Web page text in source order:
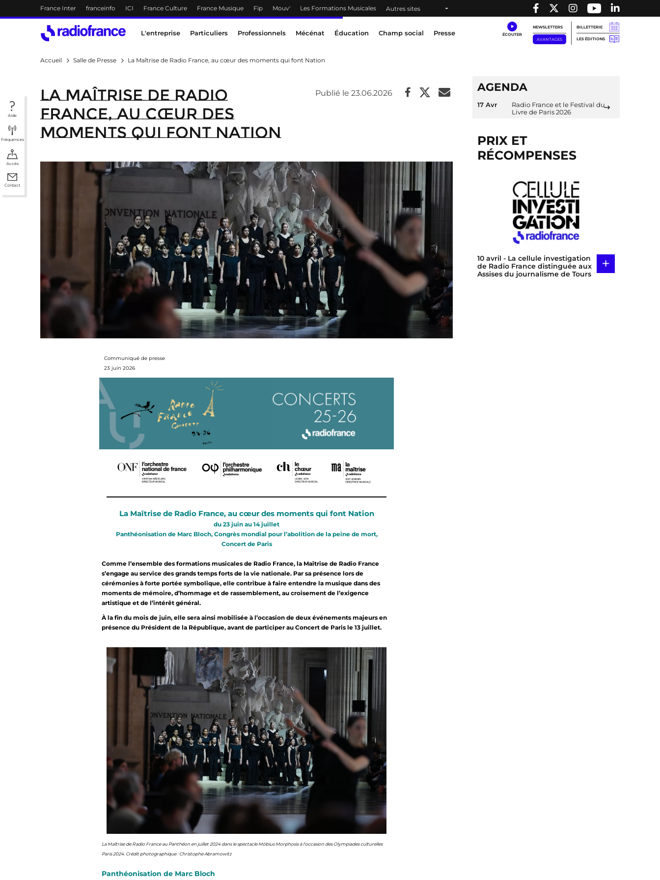
Accès direct :
Menu principal
France Inter franceinfo ICI France Culture France Musique Fip Mouv' Les Formations Musicales Autres sites
Menu principal
L'entreprise Particuliers Professionnels Mécénat Éducation Champ social Presse
NEWSLETTERS
AVANTAGES
BILLETTERIE
LES ÉDITIONS
Aide
Fréquences
Accès
Contact
Accueil Salle de Presse La Maîtrise de Radio France, au cœur des moments qui font Nation
La Maîtrise de Radio
France, au cœur des
moments qui font Nation
Publié le 23.06.2026
Communiqué de presse
23 juin 2026
La Maîtrise de Radio France, au cœur des moments qui font Nation
du 23 juin au 14 juillet
Panthéonisation de Marc Bloch, Congrès mondial pour l’abolition de la peine de mort,
Concert de Paris
Comme l’ensemble des formations musicales de Radio France, la Maîtrise de Radio France
s’engage au service des grands temps forts de la vie nationale. Par sa présence lors de
cérémonies à forte portée symbolique, elle contribue à faire entendre la musique dans des
moments de mémoire, d’hommage et de rassemblement, au croisement de l’exigence
artistique et de l’intérêt général.
À la fin du mois de juin, elle sera ainsi mobilisée à l’occasion de deux événements majeurs en
présence du Président de la République, avant de participer au Concert de Paris le 13 juillet.
La Maîtrise de Radio France au Panthéon en juillet 2024 dans le spectacle Möbius Morphosis à l'occasion des Olympiades culturelles
Paris 2024. Crédit photographique : Christophe Abramowitz
Panthéonisation de Marc Bloch
AGENDA
17 Avr
Radio France et le Festival du
Livre de Paris 2026
PRIX ET
RÉCOMPENSES
10 avril - La cellule investigation
de Radio France distinguée aux
Assises du journalisme de Tours
+